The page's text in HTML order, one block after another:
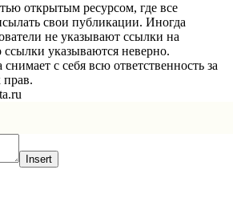
открытым ресурсом, где все
свои публикации. Иногда
не указывают ссылки на
указываются неверно.
с себя всю ответственность за
прав.
Insert